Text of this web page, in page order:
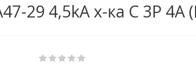
29 4,5kA х-ка C 3P 4А